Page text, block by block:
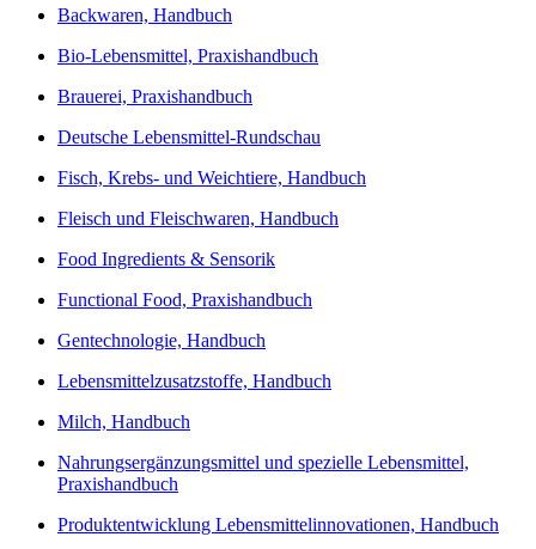
Backwaren, Handbuch
Bio-Lebensmittel, Praxishandbuch
Brauerei, Praxishandbuch
Deutsche Lebensmittel-Rundschau
Fisch, Krebs- und Weichtiere, Handbuch
Fleisch und Fleischwaren, Handbuch
Food Ingredients & Sensorik
Functional Food, Praxishandbuch
Gentechnologie, Handbuch
Lebensmittelzusatzstoffe, Handbuch
Milch, Handbuch
Nahrungsergänzungsmittel und spezielle Lebensmittel,
Praxishandbuch
Produktentwicklung Lebensmittelinnovationen, Handbuch